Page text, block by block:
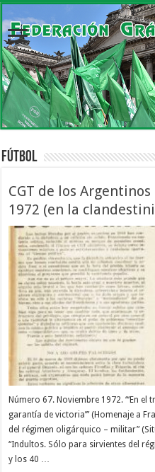
Fútbol
CGT de los
1972 (en la
Número 67. Noviembre 1972. “‘En
garantía de victoria’” (Homenaje a
del régimen oligárquico – militar”
“Indultos. Sólo para sirvientes del
y los 40 …